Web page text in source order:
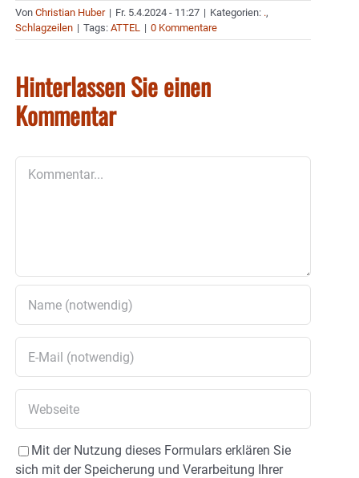
Von Christian Huber | Fr. 5.4.2024 - 11:27 | Kategorien: .,
Schlagzeilen | Tags: ATTEL | 0 Kommentare
Hinterlassen Sie einen
Kommentar
Mit der Nutzung dieses Formulars erklären Sie
sich mit der Speicherung und Verarbeitung Ihrer